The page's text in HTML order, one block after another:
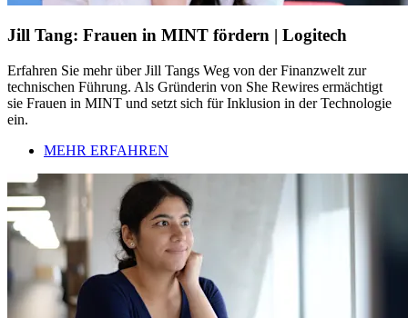
Jill Tang: Frauen in MINT fördern | Logitech
Erfahren Sie mehr über Jill Tangs Weg von der Finanzwelt zur
technischen Führung. Als Gründerin von She Rewires ermächtigt
sie Frauen in MINT und setzt sich für Inklusion in der Technologie
ein.
MEHR ERFAHREN